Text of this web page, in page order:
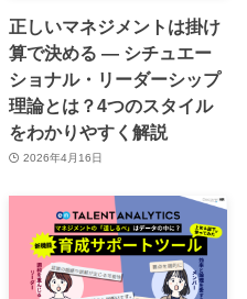
正しいマネジメントは掛け
算で決める ― シチュエー
ショナル・リーダーシップ
理論とは？4つのスタイル
をわかりやすく解説
2026年4月16日